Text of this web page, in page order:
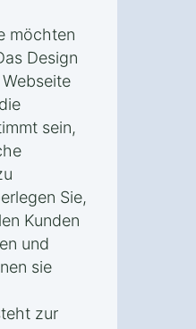
möchten
Design
sein,
Sie,
Kunden
und
sie
zur